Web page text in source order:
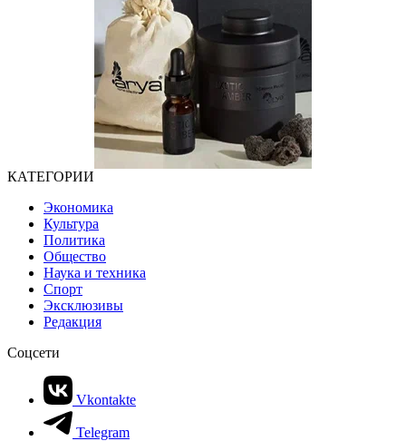
КАТЕГОРИИ
Экономика
Культура
Политика
Общество
Наука и техника
Спорт
Эксклюзивы
Редакция
Соцсети
Vkontakte
Telegram